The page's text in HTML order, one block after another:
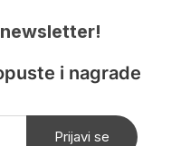
i nagrade
Prijavi se